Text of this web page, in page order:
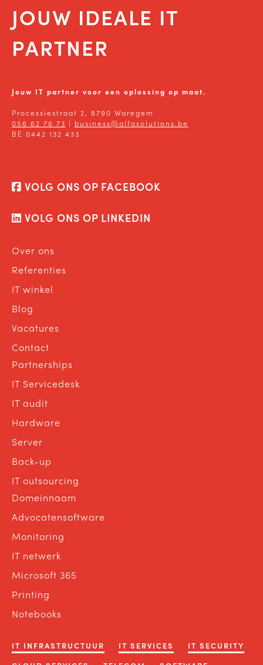
JOUW IDEALE IT
PARTNER
Jouw IT partner voor een oplossing op maat.
Processiestraat 2, 8790 Waregem
056 62 76 73 | business@alfasolutions.be
BE 0442 132 433
VOLG ONS OP FACEBOOK
VOLG ONS OP LINKEDIN
Over ons
Referenties
IT winkel
Blog
Vacatures
Contact
Partnerships
IT Servicedesk
IT audit
Hardware
Server
Back-up
IT outsourcing
Domeinnaam
Advocatensoftware
Monitoring
IT netwerk
Microsoft 365
Printing
Notebooks
IT INFRASTRUCTUUR IT SERVICES
IT SECURITY